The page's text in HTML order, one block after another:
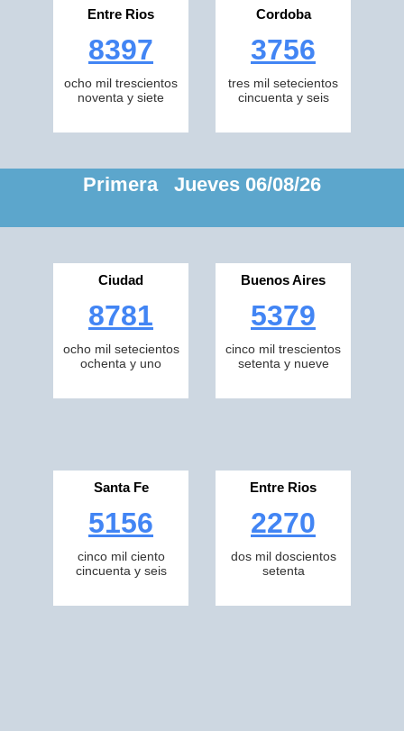
Entre Rios
8397
ocho mil trescientos
noventa y siete
Cordoba
3756
tres mil setecientos
cincuenta y seis
Primera Jueves 06/08/26
Ciudad
8781
ocho mil setecientos
ochenta y uno
Buenos Aires
5379
cinco mil trescientos
setenta y nueve
Santa Fe
5156
cinco mil ciento
cincuenta y seis
Entre Rios
2270
dos mil doscientos
setenta